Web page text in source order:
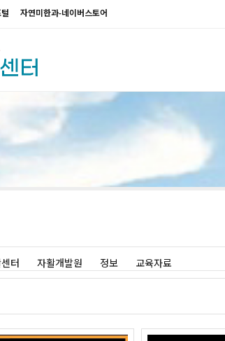
자연미한과-네이버스토어
터 자활개발원 정보 교육자료